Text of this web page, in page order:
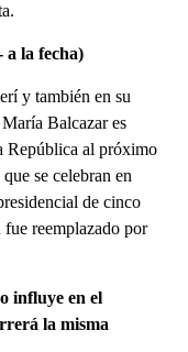
a la fecha)
y también en su
Balcazar es
República al próximo
se celebran en
de cinco
reemplazado por
influye en el
la misma